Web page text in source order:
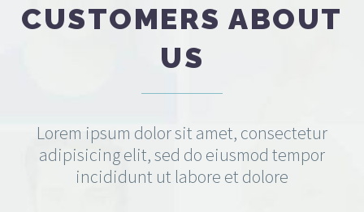
CUSTOMERS ABOUT
US
Lorem ipsum dolor sit amet, consectetur
adipisicing elit, sed do eiusmod tempor
incididunt ut labore et dolore